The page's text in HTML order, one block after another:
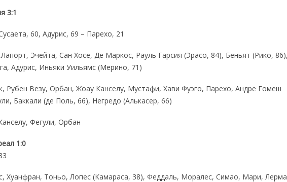
3:1
60, Адурис, 69 – Парехо, 21
Эчейта, Сан Хосе, Де Маркос, Рауль Гарсия (Эрасо, 84), Беньят (Рико, 86),
Адурис, Иньяки Уильямс (Мерино, 71)
Рубен Везу, Орбан, Жоау Канселу, Мустафи, Хави Фуэго, Парехо, Андре Гомеш
Баккали (де Поль, 66), Негредо (Алькасер, 66)
Фегули, Орбан
1:0
Хуанфран, Тоньо, Лопес (Камараса, 38), Феддаль, Моралес, Симао, Мари,